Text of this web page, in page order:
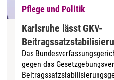
Pflege und Politik
Karlsruhe lässt GKV-
Das
gegen das